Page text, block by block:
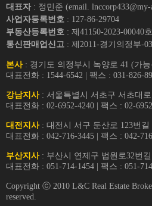
대표자 : 정민준 (email.
사업자등록번호 : 127-86-29704
부동산등록번호 : 제41150-2023-00040호
통신판매업신고 : 제2011-경기의정부-
본사: 경기도 의정부시 녹양로 41 (가
대표전화 : 1544-6542 | 팩스 : 031-826-
강남지사: 서울특별시 서초구 서초대
대표전화 : 02-6952-4240 | 팩스 : 02-
대전지사: 대전시 서구 둔산로 123번길
대표전화 : 042-716-3445 | 팩스 : 042-
부산지사: 부산시 연제구 법원로32번
대표전화 : 051-714-1454 | 팩스 : 051-
Copyright ⓒ 2010 L&C Real Estate
reserved.